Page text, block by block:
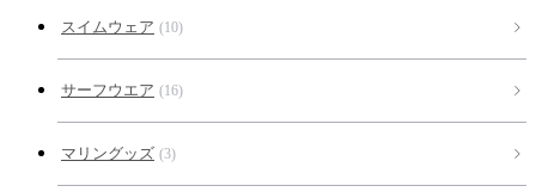
スイムウェア (10)
サーフウエア (16)
マリングッズ (3)